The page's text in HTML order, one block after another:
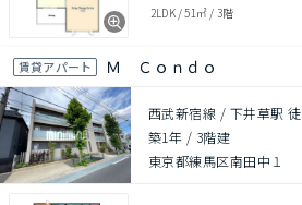
2LDK/51㎡ / 3階
賃貸アパート Ｍ Ｃｏｎｄｏ
西武新宿線 / 下井草駅
築1年 / 3階建
東京都練馬区南田中１